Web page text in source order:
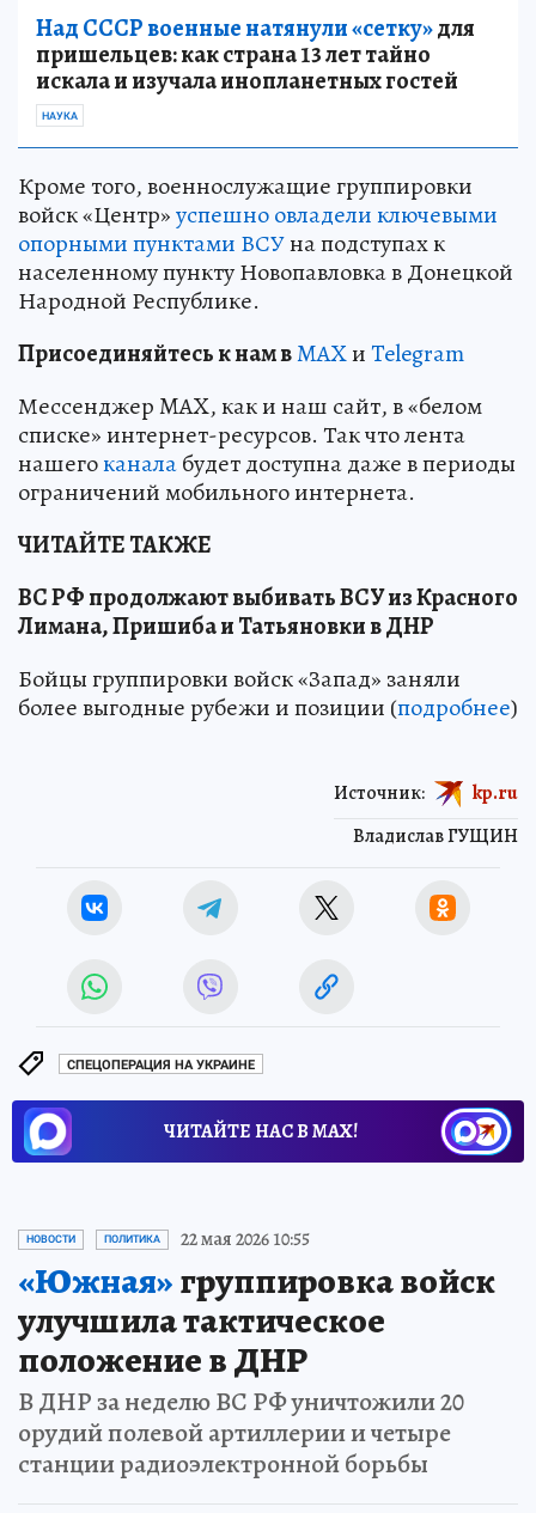
Над СССР военные натянули «сетку»для
пришельцев: как страна 13 лет тайно
искала и изучала инопланетных гостей
НАУКА
Кроме того, военнослужащие группировки
войск «Центр»успешно овладели ключевыми
опорными пунктами ВСУна подступах к
населенному пункту Новопавловка в Донецкой
Народной Республике.
Присоединяйтесь к нам вMAXиTelegram
Мессенджер MAX, как и наш сайт, в «белом
списке» интернет-ресурсов. Так что лента
нашегоканалабудет доступна даже в периоды
ограничений мобильного интернета.
ЧИТАЙТЕ ТАКЖЕ
ВС РФ продолжают выбивать ВСУ из Красного
Лимана, Пришиба и Татьяновки в ДНР
Бойцы группировки войск «Запад» заняли
более выгодные рубежи и позиции (подробнее)
Владислав ГУЩИН
Источник: kp.ru
СПЕЦОПЕРАЦИЯ НА УКРАИНЕ
ЧИТАЙТЕ НАС В МАХ!
НОВОСТИ ПОЛИТИКА 22 мая 2026 10:55
«Южная»группировка войск
улучшила тактическое
положение в ДНР
В ДНР за неделю ВС РФ уничтожили 20
орудий полевой артиллерии и четыре
станции радиоэлектронной борьбы